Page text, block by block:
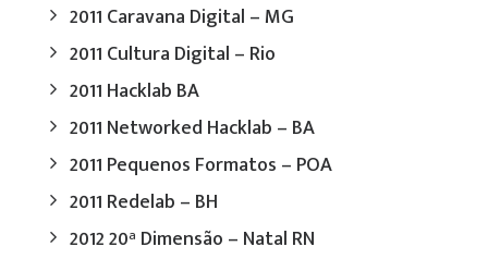
2011 Caravana Digital – MG
2011 Cultura Digital – Rio
2011 Hacklab BA
2011 Networked Hacklab – BA
2011 Pequenos Formatos – POA
2011 Redelab – BH
2012 20ª Dimensão – Natal RN